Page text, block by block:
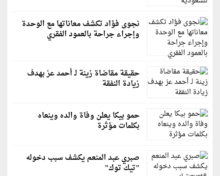
نجوى فؤاد تكشف معاناتها مع الوحدة
وإجراء جراحة بالعمود الفقري
حقيقة مقاضاة زينة لـ أحمد عز بهدف
زيادة النفقة
حمو بيكا يعلن وفاة والده وينعاه
بكلمات مؤثرة
صبري عبد المنعم يكشف سبب دخوله
"تيك توك"